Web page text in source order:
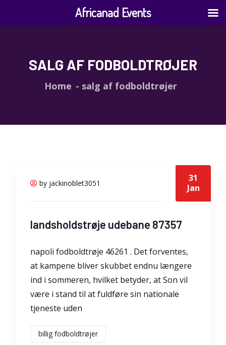
SALG AF FODBOLDTRØJER
Home salg af fodboldtrøjer
by jackinoblet3051
31
Jan
landsholdstrøje udebane 87357
napoli fodboldtrøje 46261 . Det forventes,
at kampene bliver skubbet endnu længere
ind i sommeren, hvilket betyder, at Son vil
være i stand til at fuldføre sin nationale
tjeneste uden
billig fodboldtrøjer
Africanad Events